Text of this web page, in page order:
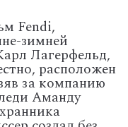
Fendi,
зимней
Лагерфельд,
расположен
за компанию
Аманду